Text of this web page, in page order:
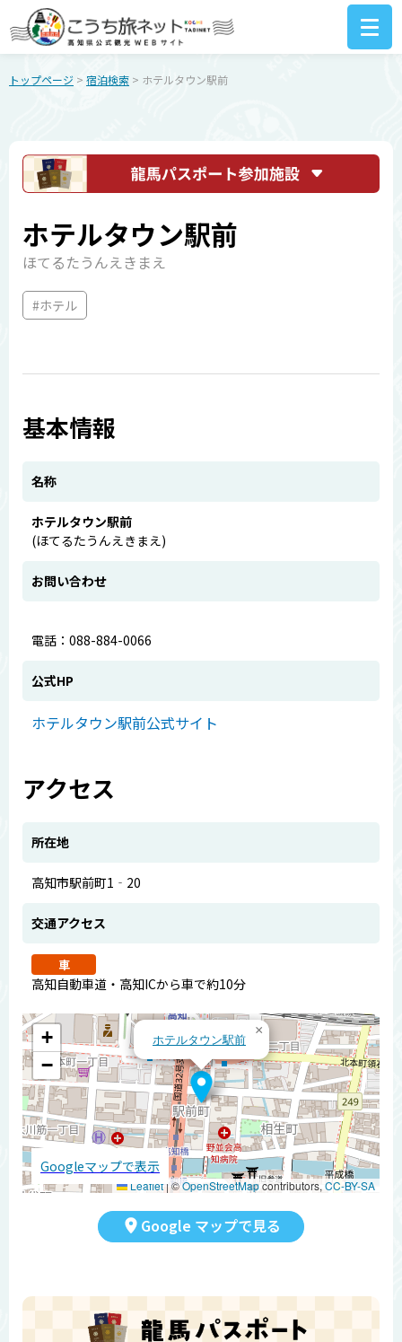
トップページ > 宿泊検索 > ホテルタウン駅前
ホテルタウン駅前
ほてるたうんえきまえ
#ホテル
基本情報
名称
ホテルタウン駅前
(ほてるたうんえきまえ)
お問い合わせ
電話：088-884-0066
公式HP
ホテルタウン駅前公式サイト
アクセス
所在地
高知市駅前町1‐20
交通アクセス
車
高知自動車道・高知ICから車で約10分
ホテルタウン駅前
×
+
−
Leaflet |©OpenStreetMapcontributors, CC-BY-SA
Googleマップで表示
Google マップで見る